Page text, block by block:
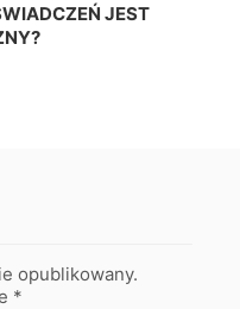
JEST
opublikowany.
*